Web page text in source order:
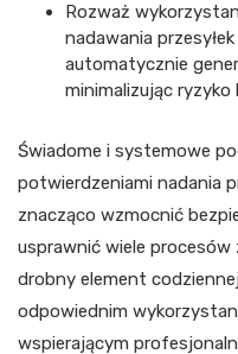
Rozważ
nadawania
automatycznie
minimalizując ryzyko
Świadome i systemowe
potwierdzeniami nadania
znacząco wzmocnić
usprawnić wiele procesów
drobny element
odpowiednim
wspierającym